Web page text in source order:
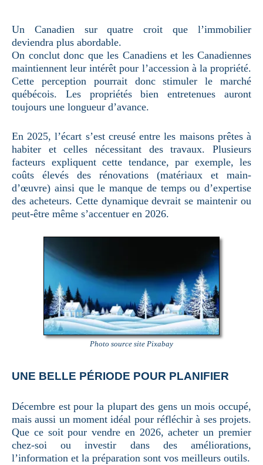
Un Canadien sur quatre croit que l’immobilier
deviendra plus abordable.
On conclut donc que les Canadiens et les Canadiennes
maintiennent leur intérêt pour l’accession à la propriété.
Cette perception pourrait donc stimuler le marché
québécois. Les propriétés bien entretenues auront
toujours une longueur d’avance.
En 2025, l’écart s’est creusé entre les maisons prêtes à
habiter et celles nécessitant des travaux. Plusieurs
facteurs expliquent cette tendance, par exemple, les
coûts élevés des rénovations (matériaux et main-
d’œuvre) ainsi que le manque de temps ou d’expertise
des acheteurs. Cette dynamique devrait se maintenir ou
peut-être même s’accentuer en 2026.
Photo source site Pixabay
UNE BELLE PÉRIODE POUR PLANIFIER
Décembre est pour la plupart des gens un mois occupé,
mais aussi un moment idéal pour réfléchir à ses projets.
Que ce soit pour vendre en 2026, acheter un premier
chez-soi ou investir dans des améliorations,
l’information et la préparation sont vos meilleurs outils.